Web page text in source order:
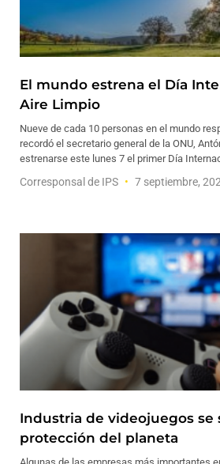
El mundo estrena el Día
Aire Limpio
Nueve de cada 10 personas en el mundo
recordó el secretario general de la ONU,
estrenarse este lunes 7 el primer Día
Corresponsal de IPS 7 septiembre,
Industria de videojuegos se
protección del planeta